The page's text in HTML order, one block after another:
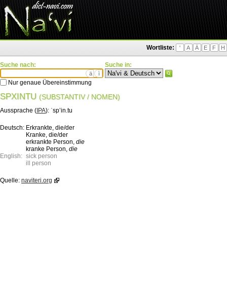
Wortliste: ' A Ä E F H
Suche nach:
ä ì
Nur genaue Übereinstimmung
Suche in:
SPXINTU (SUBSTANTIV / NOMEN)
Aussprache ( IPA): ˈspʼin.tu
Deutsch: Erkrankte, die/der
Kranke, die/der
erkrankte Person, die
kranke Person, die
English: sick person
ill person
Quelle: naviteri.org